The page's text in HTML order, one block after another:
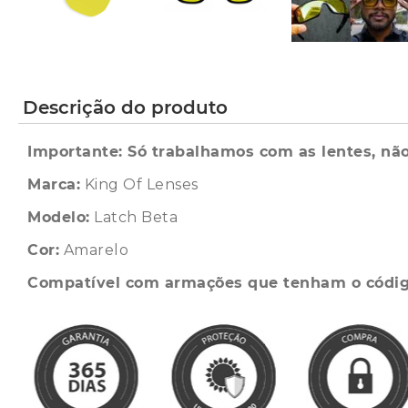
Descrição do produto
Importante: Só trabalhamos com as lentes,
Marca: King Of Lenses
Modelo: Latch Beta
Cor: Amarelo
Compatível com armações que tenham o